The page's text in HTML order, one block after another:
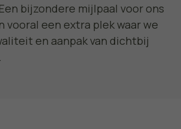
bijzondere mijlpaal voor ons
een extra plek waar we
en aanpak van dichtbij